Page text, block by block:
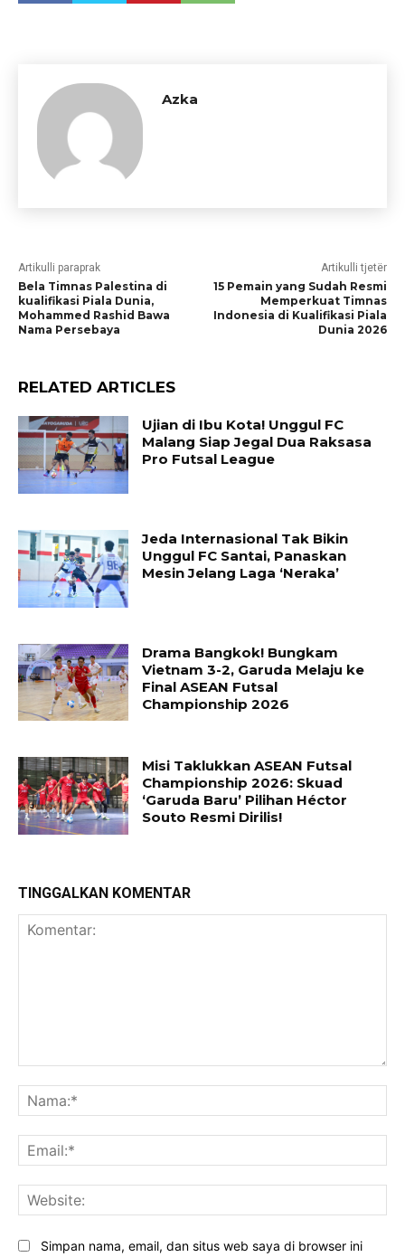
Azka
Artikulli paraprak
Bela Timnas Palestina di
kualifikasi Piala Dunia,
Mohammed Rashid Bawa
Nama Persebaya
Artikulli tjetër
15 Pemain yang Sudah Resmi
Memperkuat Timnas
Indonesia di Kualifikasi Piala
Dunia 2026
RELATED ARTICLES
Ujian di Ibu Kota! Unggul FC
Malang Siap Jegal Dua Raksasa
Pro Futsal League
Jeda Internasional Tak Bikin
Unggul FC Santai, Panaskan
Mesin Jelang Laga ‘Neraka’
Drama Bangkok! Bungkam
Vietnam 3-2, Garuda Melaju ke
Final ASEAN Futsal
Championship 2026
Misi Taklukkan ASEAN Futsal
Championship 2026: Skuad
‘Garuda Baru’ Pilihan Héctor
Souto Resmi Dirilis!
TINGGALKAN KOMENTAR
Simpan nama, email, dan situs web saya di browser ini